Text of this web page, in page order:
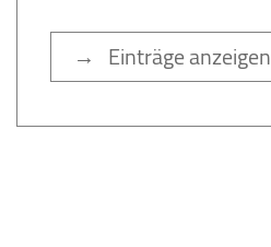
→ Einträge anzeigen